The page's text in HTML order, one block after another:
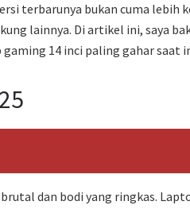
terbarunya bukan cuma lebih
lainnya. Di artikel ini, saya
14 inci paling gahar saat
dan bodi yang ringkas.